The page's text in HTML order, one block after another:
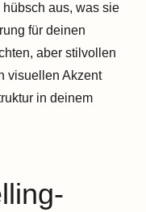
aus, was sie
für deinen
aber stilvollen
visuellen Akzent
in deinem